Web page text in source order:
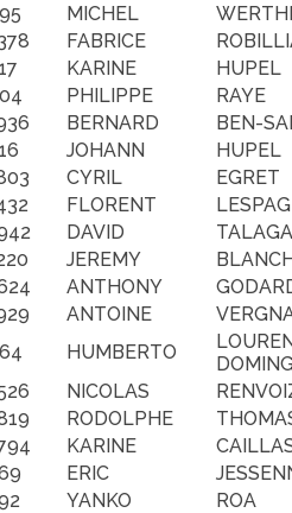
MICHEL
FABRICE
KARINE
HUPEL
PHILIPPE
RAYE
BERNARD
BEN-
JOHANN
HUPEL
CYRIL
EGRET
FLORENT
DAVID
TALAGA
JEREMY
ANTHONY
ANTOINE
HUMBERTO
NICOLAS
RODOLPHE
KARINE
ERIC
YANKO
ROA